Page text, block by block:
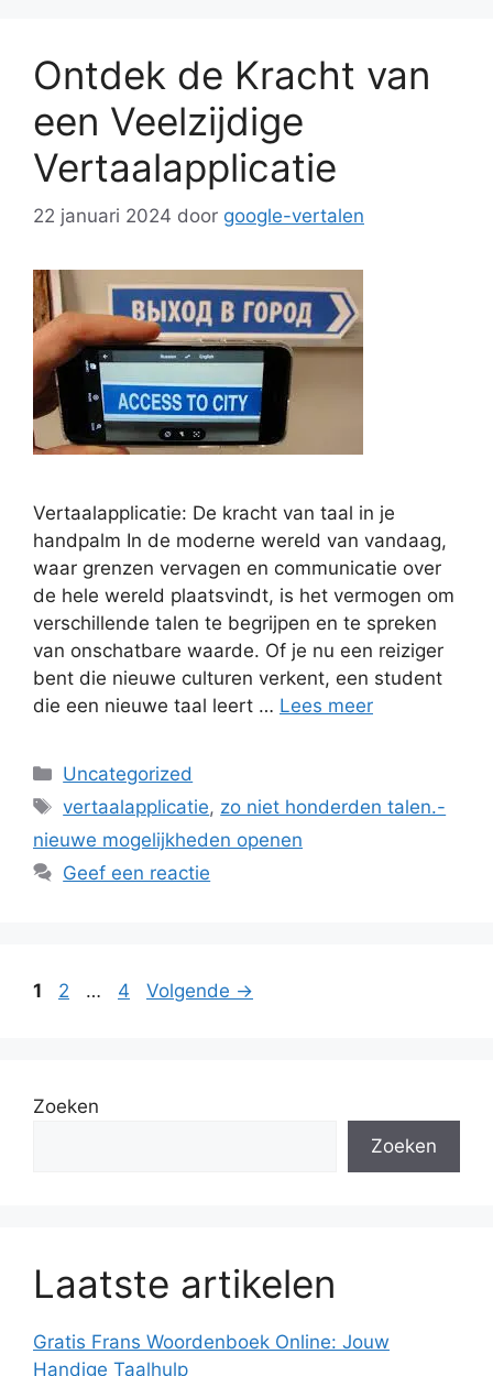
Ontdek de Kracht van
een Veelzijdige
Vertaalapplicatie
22 januari 2024 door google-vertalen
Vertaalapplicatie: De kracht van taal in je
handpalm In de moderne wereld van vandaag,
waar grenzen vervagen en communicatie over
de hele wereld plaatsvindt, is het vermogen om
verschillende talen te begrijpen en te spreken
van onschatbare waarde. Of je nu een reiziger
bent die nieuwe culturen verkent, een student
die een nieuwe taal leert … Lees meer
Categorieën
Uncategorized
Tags
vertaalapplicatie, zo niet honderden talen.-
nieuwe mogelijkheden openen
Geef een reactie
Pagina
1 Pagina
2 … Pagina
4 Volgende →
Zoeken
Zoeken
Laatste artikelen
Gratis Frans Woordenboek Online: Jouw
Handige Taalhulp